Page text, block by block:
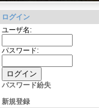
ログイン
ユーザ名:
パスワード:
パスワード紛失
新規登録